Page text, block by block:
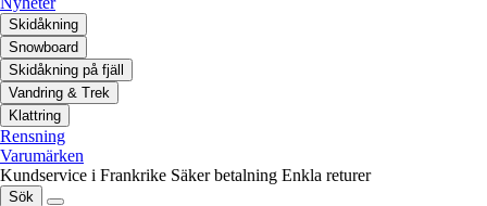
Skidåkning
Snowboard
Skidåkning på fjäll
Vandring & Trek
Klattring
Rensning
Varumärken
Kundservice i Frankrike Säker betalning Enkla returer
Sök